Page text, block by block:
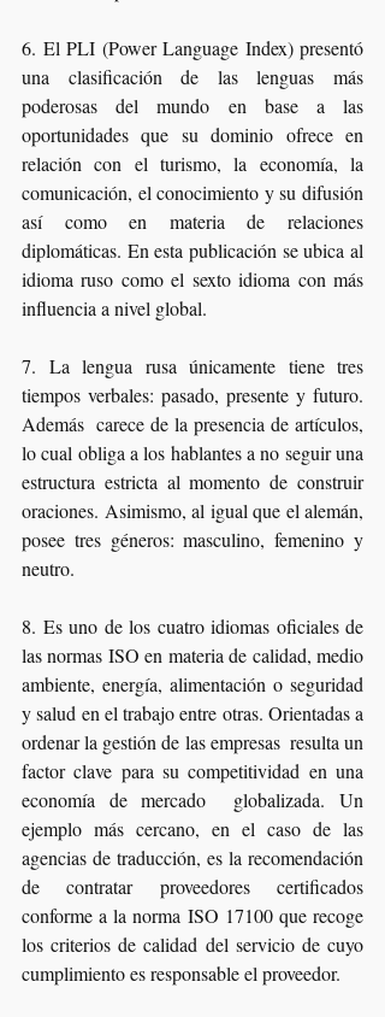
6. El PLI (Power Language Index) presentó
una clasificación de las lenguas más
poderosas del mundo en base a las
oportunidades que su dominio ofrece en
relación con el turismo, la economía, la
comunicación, el conocimiento y su difusión
así como en materia de relaciones
diplomáticas. En esta publicación se ubica al
idioma ruso como el sexto idioma con más
influencia a nivel global.
7. La lengua rusa únicamente tiene tres
tiempos verbales: pasado, presente y futuro.
Además  carece de la presencia de artículos,
lo cual obliga a los hablantes a no seguir una
estructura estricta al momento de construir
oraciones. Asimismo, al igual que el alemán,
posee tres géneros: masculino, femenino y
neutro.
8. Es uno de los cuatro idiomas oficiales de
las normas ISO en materia de calidad, medio
ambiente, energía, alimentación o seguridad
y salud en el trabajo entre otras. Orientadas a
ordenar la gestión de las empresas  resulta un
factor clave para su competitividad en una
economía de mercado  globalizada. Un
ejemplo más cercano, en el caso de las
agencias de traducción, es la recomendación
de contratar proveedores certificados
conforme a la norma ISO 17100 que recoge
los criterios de calidad del servicio de cuyo
cumplimiento es responsable el proveedor.